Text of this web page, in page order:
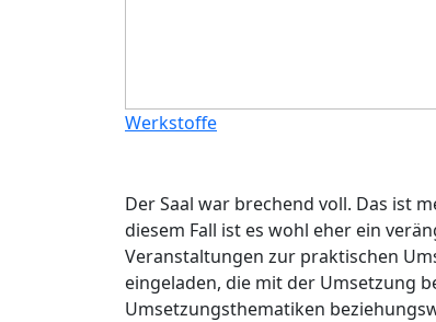
Werkstoffe
Der Saal war brechend voll. Das ist
diesem Fall ist es wohl eher ein
Veranstaltungen zur praktischen
eingeladen, die mit der Umsetzung
Umsetzungsthematiken